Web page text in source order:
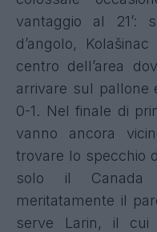
vantaggio al 21’:
d’angolo,
centro dell’area
arrivare sul pallone
0-1. Nel finale di
vanno ancora
trovare lo specchio
solo il
meritatamente il
serve Larin, il